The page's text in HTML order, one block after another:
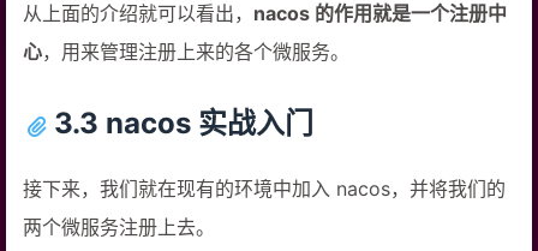
从上面的介绍就可以看出， nacos 的作用就是一个注册中
心，用来管理注册上来的各个微服务。
3.3 nacos 实战入门
接下来，我们就在现有的环境中加入 nacos，并将我们的
两个微服务注册上去。